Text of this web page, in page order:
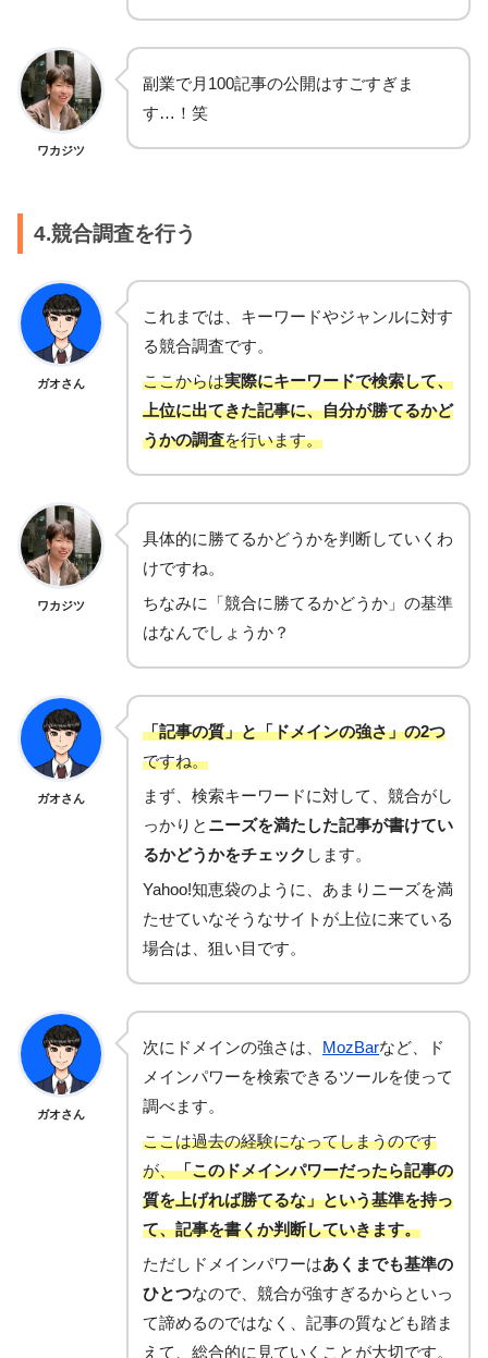
ワカジツ
副業で月100記事の公開はすごすぎま
す…！笑
4.競合調査を行う
ガオさん
これまでは、キーワードやジャンルに対す
る競合調査です。
ここからは実際にキーワードで検索して、
上位に出てきた記事に、自分が勝てるかど
うかの調査を行います。
ワカジツ
具体的に勝てるかどうかを判断していくわ
けですね。
ちなみに「競合に勝てるかどうか」の基準
はなんでしょうか？
ガオさん
「記事の質」と「ドメインの強さ」の2つ
ですね。
まず、検索キーワードに対して、競合がし
っかりと ニーズを満たした記事が書けてい
るかどうかをチェック します。
Yahoo!知恵袋のように、あまりニーズを満
たせていなそうなサイトが上位に来ている
場合は、狙い目です。
ガオさん
次にドメインの強さは、 MozBarなど、ド
メインパワーを検索できるツールを使って
調べます。
ここは過去の経験になってしまうのです
が、「このドメインパワーだったら記事の
質を上げれば勝てるな」という基準を持っ
て、記事を書くか判断していきます。
ただしドメインパワーはあくまでも基準の
ひとつなので、競合が強すぎるからといっ
て諦めるのではなく、記事の質なども踏ま
えて、総合的に見ていくことが大切です。